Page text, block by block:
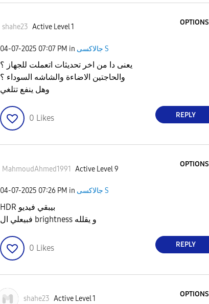
shahe23 Active Level 1
OPTIONS
‎04-07-2025 07:07 PM in جالاكسى S
يعنى دا من اخر تحديثات اتعملت للجهاز ؟
والحاجتين الاضاءة والشاشه السوداء ؟
وهل ينفع تتلغي
0 Likes REPLY
MahmoudAhmed1991 Active Level 9
OPTIONS
‎04-07-2025 07:26 PM in جالاكسى S
HDR بيبقي فيديو
فبيعلي ال brightness و يقلله
0 Likes REPLY
shahe23 Active Level 1
OPTIONS